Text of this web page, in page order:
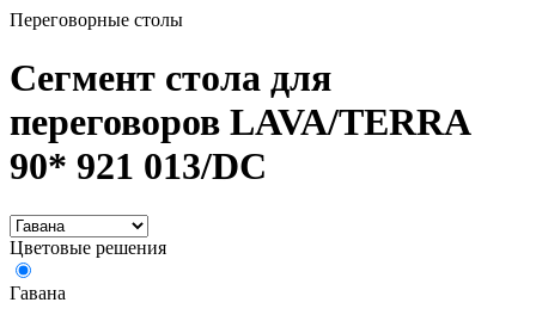
Переговорные столы
Сегмент стола для
переговоров LAVA/TERRA
90* 921 013/DC
Цветовые решения
Гавана